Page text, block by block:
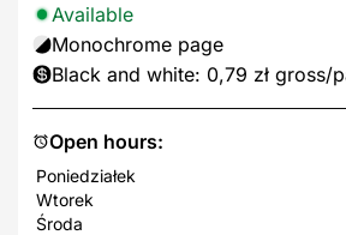
Open hours:
Poniedziałek
Wtorek
Środa
Available
Monochrome page
Black and white: 0,79 zł gross/